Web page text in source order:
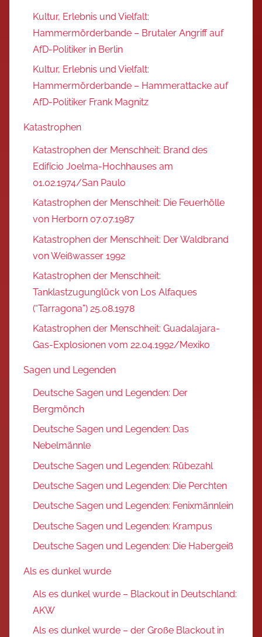
Kultur, Erlebnis und Vielfalt:
Hammermörderbande – Brutaler Angriff auf
AfD-Politiker in Berlin
Kultur, Erlebnis und Vielfalt:
Hammermörderbande – Hammerattacke auf
AfD-Politiker Frank Magnitz
Katastrophen
Katastrophen der Menschheit: Brand des
Edifício Joelma-Hochhauses am
01.02.1974/San Paulo
Katastrophen der Menschheit: Die Feuerhölle
von Herborn 07.07.1987
Katastrophen der Menschheit: Der Waldbrand
von Weißwasser 1992
Katastrophen der Menschheit:
Tanklastzugunglück von Los Alfaques
(“Tarragona”) 25.08.1978
Katastrophen der Menschheit: Guadalajara-
Gas-Explosionen vom 22.04.1992/Mexiko
Sagen und Legenden
Deutsche Sagen und Legenden: Der
Bergmönch
Deutsche Sagen und Legenden: Das
Nebelmännle
Deutsche Sagen und Legenden: Rübezahl
Deutsche Sagen und Legenden: Die Perchten
Deutsche Sagen und Legenden: Fenixmännlein
Deutsche Sagen und Legenden: Krampus
Deutsche Sagen und Legenden: Die Habergeiß
Als es dunkel wurde
Als es dunkel wurde – Blackout in Deutschland:
AKW
Als es dunkel wurde – der Große Blackout in